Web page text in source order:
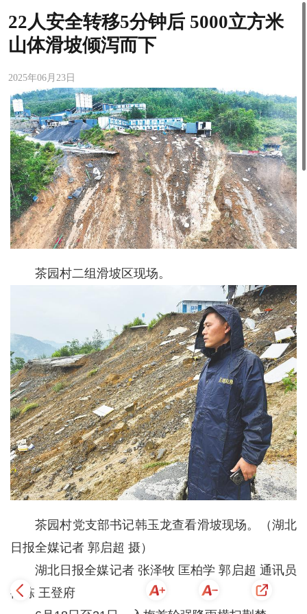
22人安全转移5分钟后 5000立方米
山体滑坡倾泻而下
2025年06月23日
茶园村二组滑坡区现场。
茶园村党支部书记韩玉龙查看滑坡现场。（湖北
日报全媒记者 郭启超 摄）
湖北日报全媒记者 张泽牧 匡柏学 郭启超 通讯员
徐栋 王登府